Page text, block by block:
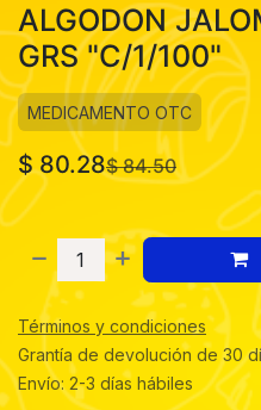
ALGODON
GRS "C/1/100"
MEDICAMENTO OTC
$80.28$84.50
Términos y condiciones
Grantía de devolución de 30
Envío: 2-3 días hábiles